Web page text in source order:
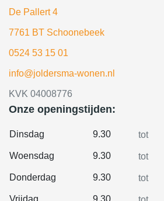
De Pallert 4
7761 BT Schoonebeek
0524 53 15 01
info@joldersma-wonen.nl
KVK 04008776
Onze openingstijden:
Dinsdag 9.30 tot
Woensdag 9.30 tot
Donderdag 9.30 tot